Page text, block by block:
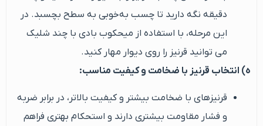
دقیقه نگه دارید تا چسب به‌خوبی به سطح بچسبد. در
این مرحله، با استفاده از میحکوب بادی با چند شلیک
می توانید قرنیز را روی دیوار مهار کنید.
ه) انتخاب قرنیز با ضخامت و کیفیت مناسب:
قرنیزهای با ضخامت بیشتر و کیفیت بالاتر، در برابر ضربه
و فشار مقاومت بیشتری دارند و استحکام بهتری فراهم